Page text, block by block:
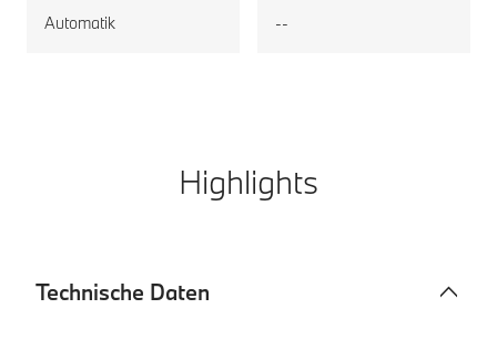
Automatik --
Highlights
Technische Daten